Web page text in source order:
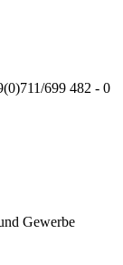
699 482 - 0
Gewerbe